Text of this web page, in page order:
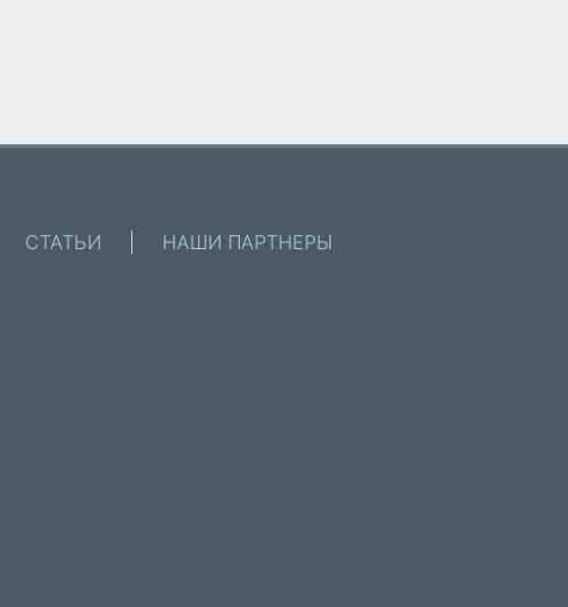
СТАТЬИ НАШИ ПАРТНЕРЫ